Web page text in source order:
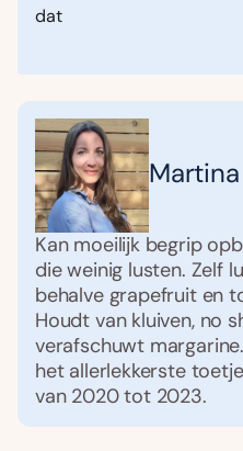
dat
Kan moeilijk begrip
die weinig lusten. Zelf
behalve grapefruit en
Houdt van kluiven, no
verafschuwt
het allerlekkerste
van 2020 tot 2023.